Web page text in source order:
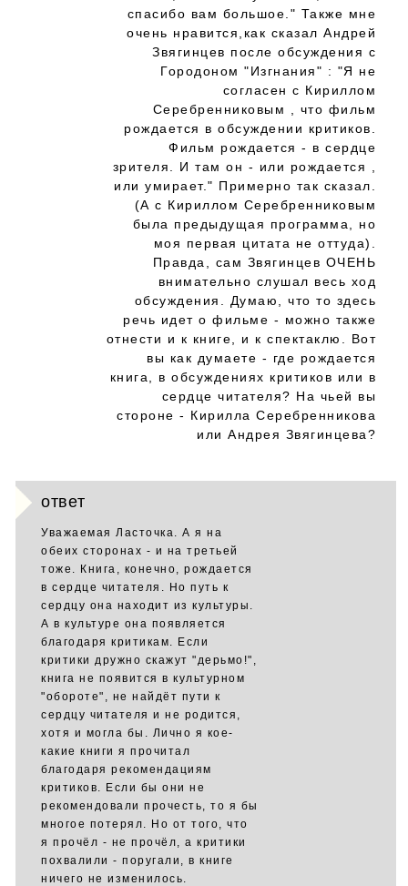
спасибо вам большое." Также мне
очень нравится,как сказал Андрей
Звягинцев после обсуждения с
Городоном "Изгнания" : "Я не
согласен с Кириллом
Серебренниковым , что фильм
рождается в обсуждении критиков.
Фильм рождается - в сердце
зрителя. И там он - или рождается ,
или умирает." Примерно так сказал.
(А с Кириллом Серебренниковым
была предыдущая программа, но
моя первая цитата не оттуда).
Правда, сам Звягинцев ОЧЕНЬ
внимательно слушал весь ход
обсуждения. Думаю, что то здесь
речь идет о фильме - можно также
отнести и к книге, и к спектаклю. Вот
вы как думаете - где рождается
книга, в обсуждениях критиков или в
сердце читателя? На чьей вы
стороне - Кирилла Серебренникова
или Андрея Звягинцева?
ответ
Уважаемая Ласточка. А я на
обеих сторонах - и на третьей
тоже. Книга, конечно, рождается
в сердце читателя. Но путь к
сердцу она находит из культуры.
А в культуре она появляется
благодаря критикам. Если
критики дружно скажут "дерьмо!",
книга не появится в культурном
"обороте", не найдёт пути к
сердцу читателя и не родится,
хотя и могла бы. Лично я кое-
какие книги я прочитал
благодаря рекомендациям
критиков. Если бы они не
рекомендовали прочесть, то я бы
многое потерял. Но от того, что
я прочёл - не прочёл, а критики
похвалили - поругали, в книге
ничего не изменилось.